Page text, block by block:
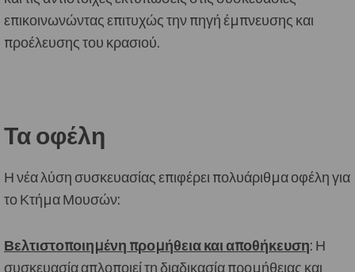
επικοινωνώντας επιτυχώς την πηγή έμπνευσης και
προέλευσης του κρασιού.
Τα οφέλη
Η νέα λύση συσκευασίας επιφέρει πολυάριθμα οφέλη για
το Κτήμα Μουσών:
Βελτιστοποιημένη προμήθεια και αποθήκευση: Η
συσκευασία απλοποιεί τη διαδικασία προμήθειας και